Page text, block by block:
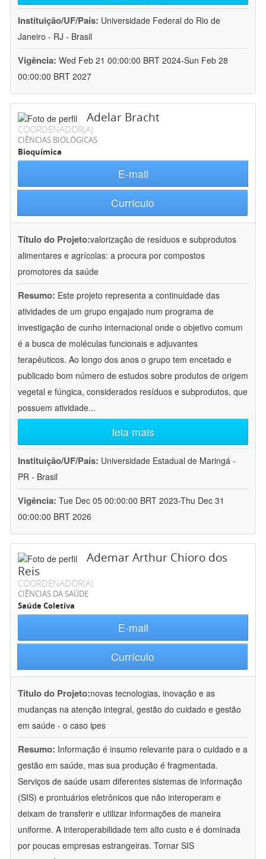
Instituição/UF/País: Universidade Federal do Rio de
Janeiro - RJ - Brasil
Vigência: Wed Feb 21 00:00:00 BRT 2024-Sun Feb 28
00:00:00 BRT 2027
Adelar Bracht
COORDENADOR(A)
CIÊNCIAS BIOLÓGICAS
Bioquímica
E-mail
Currículo
Título do Projeto:valorização de resíduos e subprodutos
alimentares e agrícolas: a procura por compostos
promotores da saúde
Resumo: Este projeto representa a continuidade das
atividades de um grupo engajado num programa de
investigação de cunho internacional onde o objetivo comum
é a busca de moléculas funcionais e adjuvantes
terapêuticos. Ao longo dos anos o grupo tem encetado e
publicado bom número de estudos sobre produtos de origem
vegetal e fúngica, considerados resíduos e subprodutos, que
possuem atividade...
leia mais
Instituição/UF/País: Universidade Estadual de Maringá -
PR - Brasil
Vigência: Tue Dec 05 00:00:00 BRT 2023-Thu Dec 31
00:00:00 BRT 2026
Ademar Arthur Chioro dos
Reis
COORDENADOR(A)
CIÊNCIAS DA SAÚDE
Saúde Coletiva
E-mail
Currículo
Título do Projeto:novas tecnologias, inovação e as
mudanças na atenção integral, gestão do cuidado e gestão
em saúde - o caso ipes
Resumo: Informação é insumo relevante para o cuidado e a
gestão em saúde, mas sua produção é fragmentada.
Serviços de saúde usam diferentes sistemas de informação
(SIS) e prontuários eletrônicos que não interoperam e
deixam de transferir e utilizar informações de maneira
uniforme. A interoperabilidade tem alto custo e é dominada
por poucas empresas estrangeiras. Tornar SIS